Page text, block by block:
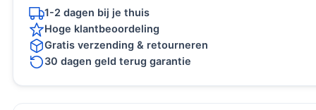
1-2 dagen bij je thuis
Hoge klantbeoordeling
Gratis verzending & retourneren
30 dagen geld terug garantie